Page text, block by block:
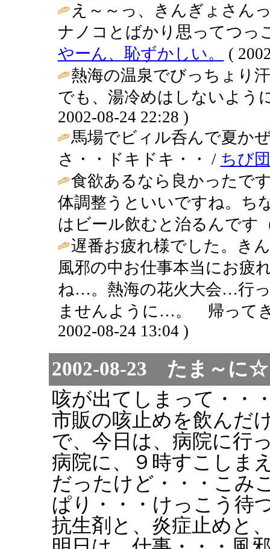
え～～っ、きんぎょさん
ナノコとばかり思ってつっ
やーん、恥ずかしい。
(
熱海の温泉でびっちょり
でも、湯冷めはしないよう
2002-08-24 22:28 )
馬場でビィル呑んで夏か
さ・・ドキドキ・・ / ちび
食欲あるなら良かったで
体調整うといいですね。ち
はビール飲むと治るんです
遅番お疲れ様でした。き
風邪の中お仕事本当にお
ね…。熱海の花火大会…行
ませんように…。 帰って
2002-08-24 13:04 )
2002-08-23 たま～
咳が出てしまって・・
市販の咳止めを飲んだ
で、今日は、病院に行
病院に、９時すこしま
だったけど・・・こみ
ぱり・・・けっこう待
抗生剤と、炎症止めと